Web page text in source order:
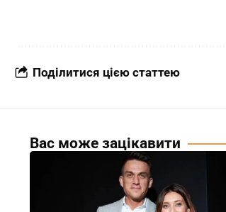
Поділитися цією статтею
Вас може зацікавити